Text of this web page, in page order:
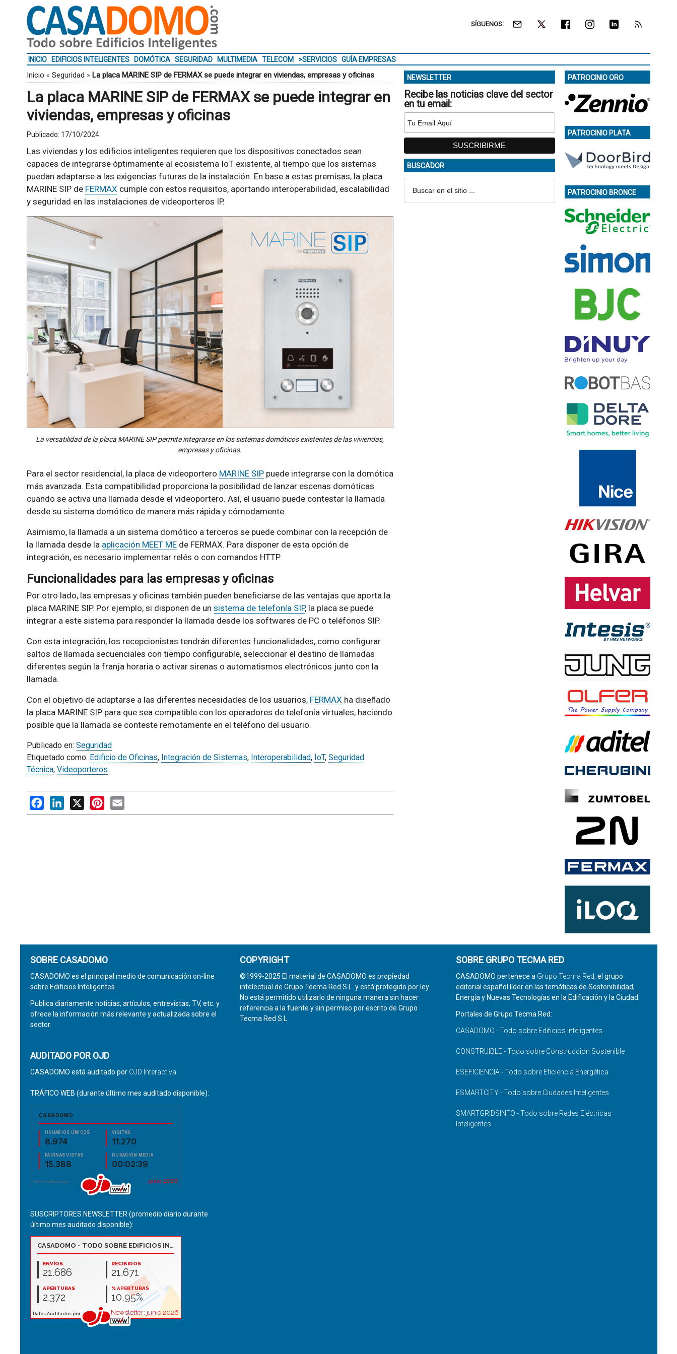
SÍGUENOS:
INICIO EDIFICIOS INTELIGENTES DOMÓTICA SEGURIDAD MULTIMEDIA TELECOM >SERVICIOS GUÍA EMPRESAS
Inicio » Seguridad » La placa MARINE SIP de FERMAX se puede integrar en viviendas, empresas y oficinas
La placa MARINE SIP de FERMAX se puede integrar en
viviendas, empresas y oficinas
Publicado: 17/10/2024
Las viviendas y los edificios inteligentes requieren que los dispositivos conectados sean
capaces de integrarse óptimamente al ecosistema IoT existente, al tiempo que los sistemas
puedan adaptarse a las exigencias futuras de la instalación. En base a estas premisas, la placa
MARINE SIP de FERMAX cumple con estos requisitos, aportando interoperabilidad, escalabilidad
y seguridad en las instalaciones de videoporteros IP.
La versatilidad de la placa MARINE SIP permite integrarse en los sistemas domóticos existentes de las viviendas,
empresas y oficinas.
Para el sector residencial, la placa de videoportero MARINE SIPpuede integrarse con la domótica
más avanzada. Esta compatibilidad proporciona la posibilidad de lanzar escenas domóticas
cuando se activa una llamada desde el videoportero. Así, el usuario puede contestar la llamada
desde su sistema domótico de manera más rápida y cómodamente.
Asimismo, la llamada a un sistema domótico a terceros se puede combinar con la recepción de
la llamada desde la aplicación MEET MEde FERMAX. Para disponer de esta opción de
integración, es necesario implementar relés o con comandos HTTP.
Funcionalidades para las empresas y oficinas
Por otro lado, las empresas y oficinas también pueden beneficiarse de las ventajas que aporta la
placa MARINE SIP. Por ejemplo, si disponen de un sistema de telefonía SIP, la placa se puede
integrar a este sistema para responder la llamada desde los softwares de PC o teléfonos SIP.
Con esta integración, los recepcionistas tendrán diferentes funcionalidades, como configurar
saltos de llamada secuenciales con tiempo configurable, seleccionar el destino de llamadas
diferentes según la franja horaria o activar sirenas o automatismos electrónicos junto con la
llamada.
Con el objetivo de adaptarse a las diferentes necesidades de los usuarios, FERMAX ha diseñado
la placa MARINE SIP para que sea compatible con los operadores de telefonía virtuales, haciendo
posible que la llamada se conteste remotamente en el teléfono del usuario.
Publicado en: Seguridad
Etiquetado como: Edificio de Oficinas, Integración de Sistemas, Interoperabilidad, IoT, Seguridad
Técnica, Videoporteros
FacebookLinkedIn Pinterest
NEWSLETTER
Recibe las noticias clave del sector
en tu email:
BUSCADOR
PATROCINIO ORO
PATROCINIO PLATA
PATROCINIO BRONCE
SOBRE CASADOMO
CASADOMO es el principal medio de comunicación on-line
sobre Edificios Inteligentes.
Publica diariamente noticias, artículos, entrevistas, TV, etc. y
ofrece la información más relevante y actualizada sobre el
sector.
AUDITADO POR OJD
CASADOMO está auditado por OJD Interactiva
TRÁFICO WEB (durante último mes auditado disponible):
SUSCRIPTORES NEWSLETTER (promedio diario durante
último mes auditado disponible):
COPYRIGHT
©1999-2025 El material de CASADOMO es propiedad
intelectual de Grupo Tecma Red S.L. y está protegido por ley.
No está permitido utilizarlo de ninguna manera sin hacer
referencia a la fuente y sin permiso por escrito de Grupo
Tecma Red S.L.
SOBRE GRUPO TECMA RED
CASADOMO pertenece a Grupo Tecma Red, el grupo
editorial español líder en las temáticas de Sostenibilidad,
Energía y Nuevas Tecnologías en la Edificación y la Ciudad.
Portales de Grupo Tecma Red:
CASADOMO - Todo sobre Edificios Inteligentes
CONSTRUIBLE - Todo sobre Construcción Sostenible
ESEFICIENCIA - Todo sobre Eficiencia Energética
ESMARTCITY - Todo sobre Ciudades Inteligentes
SMARTGRIDSINFO - Todo sobre Redes Eléctricas
Inteligentes